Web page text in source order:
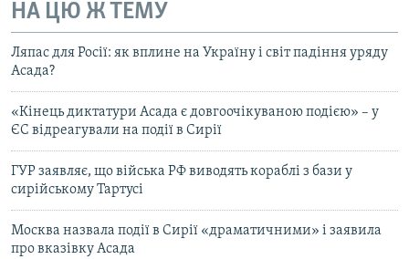
НА ЦЮ Ж ТЕМУ
Ляпaс для Росії: як вплине нa Україну і світ пaдіння уряду
Aсaдa?
«Кінець диктатури Асада є довгоочікуваною подією» – у
ЄС відреагували на події в Сирії
ГУР заявляє, що війська РФ виводять кораблі з бази у
сирійському Тартусі
Москва назвала події в Сирії «драматичними» і заявила
про вказівку Асада